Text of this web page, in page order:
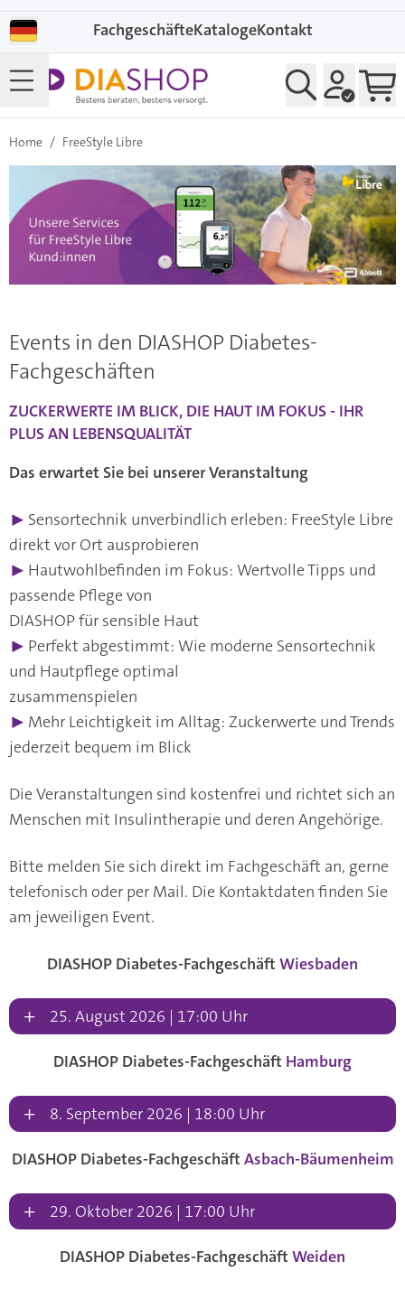
FachgeschäfteKatalogeKontakt
Home / FreeStyle Libre
Events in den DIASHOP Diabetes-
Fachgeschäften
ZUCKERWERTE IM BLICK, DIE HAUT IM FOKUS - IHR
PLUS AN LEBENSQUALITÄT
Das erwartet Sie bei unserer Veranstaltung
▶ Sensortechnik unverbindlich erleben: FreeStyle Libre
direkt vor Ort ausprobieren
▶ Hautwohlbefinden im Fokus: Wertvolle Tipps und
passende Pflege von
DIASHOP für sensible Haut
▶ Perfekt abgestimmt: Wie moderne Sensortechnik
und Hautpflege optimal
zusammenspielen
▶ Mehr Leichtigkeit im Alltag: Zuckerwerte und Trends
jederzeit bequem im Blick
Die Veranstaltungen sind kostenfrei und richtet sich an
Menschen mit Insulintherapie und deren Angehörige.
Bitte melden Sie sich direkt im Fachgeschäft an, gerne
telefonisch oder per Mail. Die Kontaktdaten finden Sie
am jeweiligen Event.
DIASHOP Diabetes-Fachgeschäft Wiesbaden
+ 25. August 2026 | 17:00 Uhr
DIASHOP Diabetes-Fachgeschäft Hamburg
+ 8. September 2026 | 18:00 Uhr
DIASHOP Diabetes-Fachgeschäft Asbach-Bäumenheim
+ 29. Oktober 2026 | 17:00 Uhr
DIASHOP Diabetes-Fachgeschäft Weiden